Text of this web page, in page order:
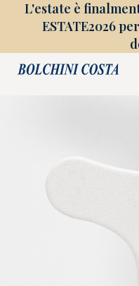
L'estate è
ESTATE2026